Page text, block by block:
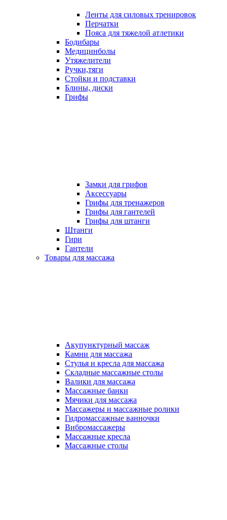
Ленты для силовых тренировок
Перчатки
Пояса для тяжелой атлетики
Бодибары
Медицинболы
Утяжелители
Ручки,тяги
Стойки и подставки
Блины, диски
Грифы
Замки для грифов
Аксессуары
Грифы для тренажеров
Грифы для гантелей
Грифы для штанги
Штанги
Гири
Гантели
Товары для массажа
Акупунктурный массаж
Камни для массажа
Стулья и кресла для массажа
Складные массажные столы
Валики для массажа
Массажные банки
Мячики для массажа
Массажеры и массажные ролики
Гидромассажные ванночки
Вибромассажеры
Массажные кресла
Массажные столы